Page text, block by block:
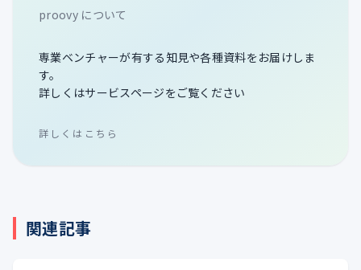
proovy について
専業ベンチャーが有する知見や各種資料をお届けしま
す。
詳しくはサービスページをご覧ください
詳しくはこちら
関連記事